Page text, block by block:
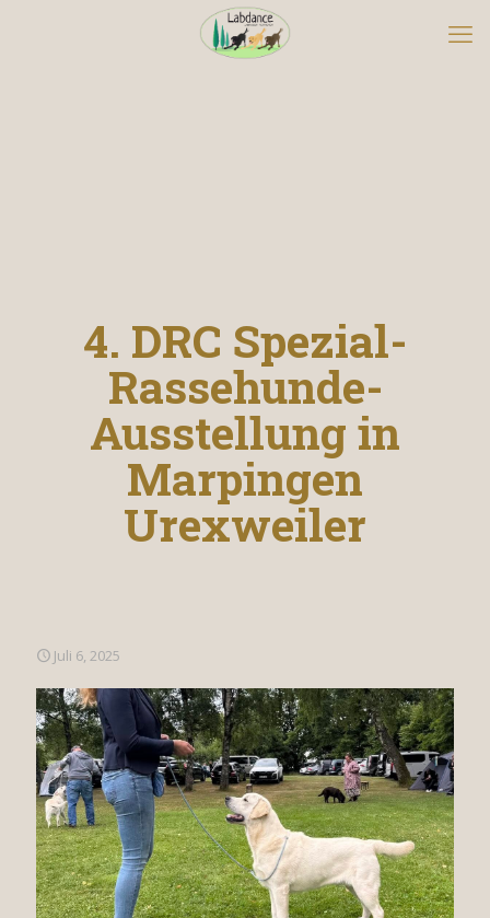
4. DRC Spezial-
Rassehunde-
Ausstellung in
Marpingen
Urexweiler
Juli 6, 2025